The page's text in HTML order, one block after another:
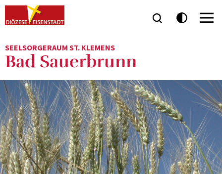
SEELSORGERAUM ST. KLEMENS
Bad Sauerbrunn